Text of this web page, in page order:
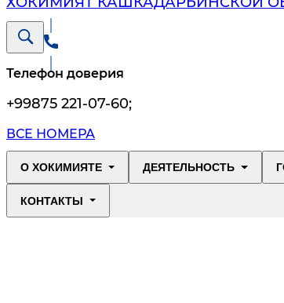
Телефон доверия
+99875 221-07-60;
ВСЕ НОМЕРА
О ХОКИМИЯТЕ ДЕЯТЕЛЬНОСТЬ
КОНТАКТЫ